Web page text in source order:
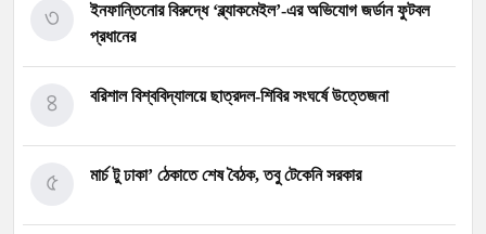
ইনফান্তিনোর বিরুদ্ধে ‘ব্ল্যাকমেইল’-এর অভিযোগ জর্ডান ফুটবল
প্রধানের
৩
বরিশাল বিশ্ববিদ্যালয়ে ছাত্রদল-শিবির সংঘর্ষে উত্তেজনা
৪
মার্চ টু ঢাকা’ ঠেকাতে শেষ বৈঠক, তবু টেকেনি সরকার
৫